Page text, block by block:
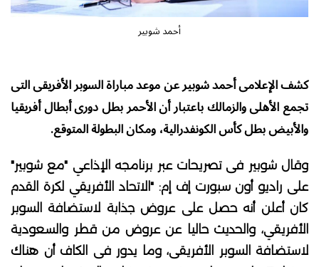
أحمد شوبير
كشف الإعلامى أحمد شوبير عن موعد مباراة السوبر الأفريقى التى
تجمع الأهلى والزمالك باعتبار أن الأحمر بطل دورى أبطال أفريقيا
والأبيض بطل كأس الكونفدرالية، ومكان البطولة المتوقع.
وقال شوبير فى تصريحات عبر برنامجه الإذاعي "مع شوبير"
على راديو أون سبورت إف إم: "الاتحاد الأفريقي لكرة القدم
كان أعلن أنه حصل على عروض جذابة لاستضافة السوبر
الأفريقي، والحديث حاليا عن عروض من قطر والسعودية
لاستضافة السوبر الأفريقى، وما يدور فى الكاف أن هناك